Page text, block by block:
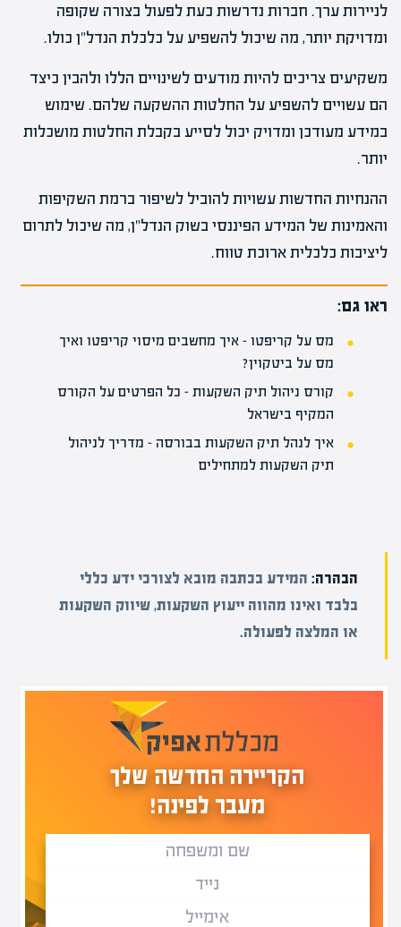
לניירות ערך. חברות נדרשות כעת לפעול בצורה שקופה
ומדויקת יותר, מה שיכול להשפיע על כלכלת הנדל"ן כולו.
משקיעים צריכים להיות מודעים לשינויים הללו ולהבין כיצד
הם עשויים להשפיע על החלטות ההשקעה שלהם. שימוש
במידע מעודכן ומדויק יכול לסייע בקבלת החלטות מושכלות
יותר.
ההנחיות החדשות עשויות להוביל לשיפור ברמת השקיפות
והאמינות של המידע הפיננסי בשוק הנדל"ן, מה שיכול לתרום
ליציבות כלכלית ארוכת טווח.
ראו גם:
מס על קריפטו – איך מחשבים מיסוי קריפטו ואיך
מס על ביטקוין?
קורס ניהול תיק השקעות – כל הפרטים על הקורס
המקיף בישראל
איך לנהל תיק השקעות בבורסה – מדריך לניהול
תיק השקעות למתחילים
הבהרה: המידע בכתבה מובא לצורכי ידע כללי
בלבד ואינו מהווה ייעוץ השקעות, שיווק השקעות
או המלצה לפעולה.
הקריירה החדשה שלך
מעבר לפינה!